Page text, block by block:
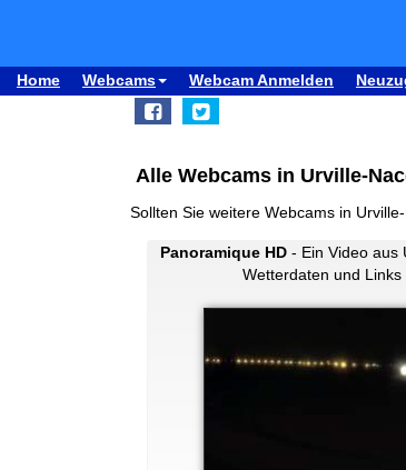
Home Webcams Webcam Anmelden
Alle Webcams in Urville-
Sollten Sie weitere Webcams in
Panoramique HD- Ein Video aus
Wetterdaten und Links